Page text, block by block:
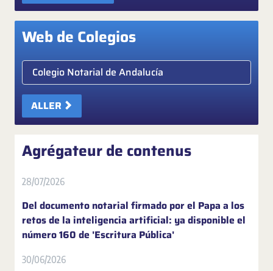
Web de Colegios
Elige colegio notarial
ALLER
Agrégateur de contenus
28/07/2026
Del documento notarial firmado por el Papa a los
retos de la inteligencia artificial: ya disponible el
número 160 de 'Escritura Pública'
30/06/2026